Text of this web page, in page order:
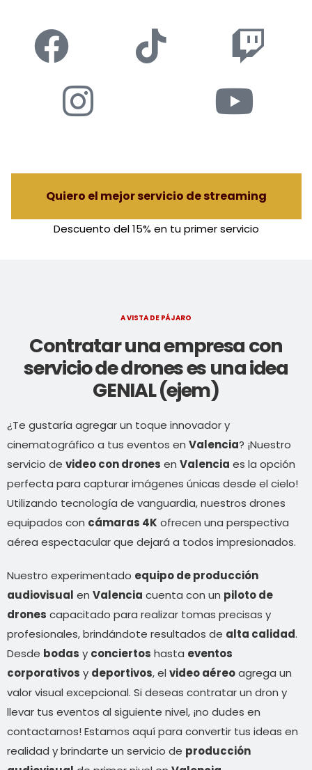
Quiero el mejor servicio de streaming
Descuento del 15% en tu primer servicio
A VISTA DE PÁJARO
Contratar una empresa con
servicio de drones es una idea
GENIAL (ejem)
¿Te gustaría agregar un toque innovador y
cinematográfico a tus eventos en Valencia? ¡Nuestro
servicio de video con drones en Valencia es la opción
perfecta para capturar imágenes únicas desde el cielo!
Utilizando tecnología de vanguardia, nuestros drones
equipados con cámaras 4K ofrecen una perspectiva
aérea espectacular que dejará a todos impresionados.
Nuestro experimentado equipo de producción
audiovisual en Valencia cuenta con un piloto de
drones capacitado para realizar tomas precisas y
profesionales, brindándote resultados de alta calidad.
Desde bodas y conciertos hasta eventos
corporativos y deportivos, el video aéreoagrega un
valor visual excepcional. Si deseas contratar un dron y
llevar tus eventos al siguiente nivel, ¡no dudes en
contactarnos! Estamos aquí para convertir tus ideas en
realidad y brindarte un servicio de producción